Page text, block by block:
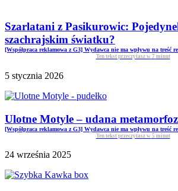
Szarlatani z Pasikurowic:
szachrajskim światku?
[Współpraca reklamowa z G3] Wydawca nie ma wpływu na treść
Ten tekst przeczytasz w 7 minut
5 stycznia 2026
Ulotne Motyle – udana
[Współpraca reklamowa z G3] Wydawca nie ma wpływu na treść
Ten tekst przeczytasz w 5 minut
24 września 2025